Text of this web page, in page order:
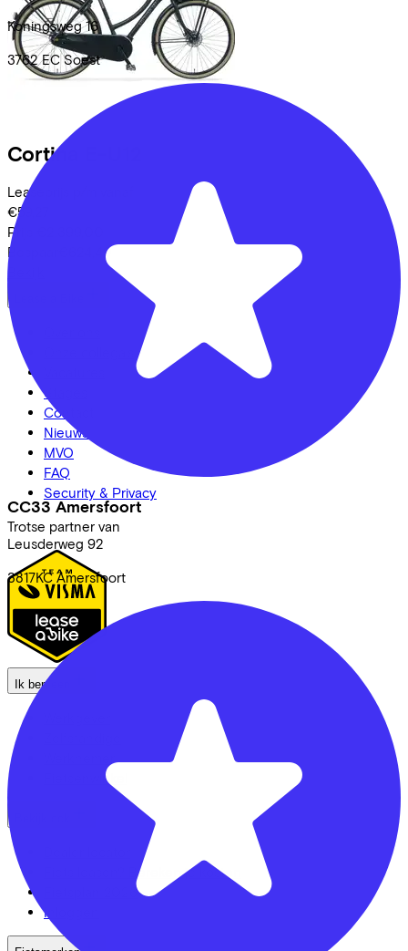
Koningsweg 16
3762 EC Soest
CC33 Amersfoort
Leusderweg 92
3817KC Amersfoort
Cortina
Leaseprijs p/m vanaf
€59,27
Prijs
Bespaar
€624,49
Bekijk
Stages
Contact
Nieuws
MVO
FAQ
Security & Privacy
Trotse partner van
Ik ben een
Fietsenwinkel
Fiets leasen? Bereken je kosten
Fietsplan 2026
Inloggen